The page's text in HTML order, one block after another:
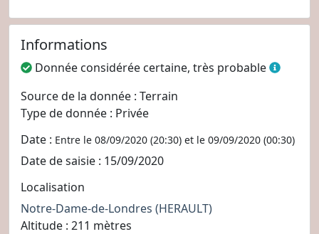
Informations
Donnée considérée certaine, très probable
Source de la donnée : Terrain
Type de donnée : Privée
Date : Entre le 08/09/2020 (20:30) et le 09/09/2020 (00:30)
Date de saisie : 15/09/2020
Localisation
Notre-Dame-de-Londres (HERAULT)
Altitude : 211 mètres